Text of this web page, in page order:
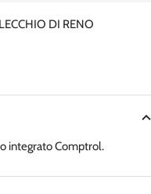
DI RENO
integrato Comptrol.